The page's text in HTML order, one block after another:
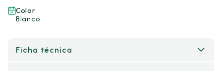
Color
Blanco
Ficha técnica